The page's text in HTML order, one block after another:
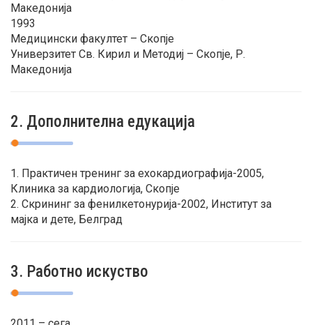
Македонија
1993
Медицински факултет – Скопје
Универзитет Св. Кирил и Методиј – Скопје, Р.
Македонија
2. Дополнителна едукација
1. Практичен тренинг за ехокардиографија-2005,
Клиника за кардиологија, Скопје
2. Скрининг за фенилкетонурија-2002, Институт за
мајка и дете, Белград
3. Работно искуство